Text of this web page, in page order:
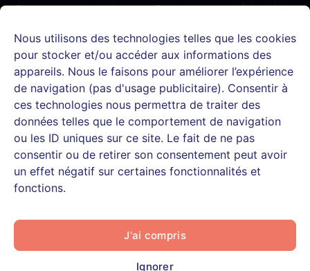
Nous utilisons des technologies telles que les cookies
pour stocker et/ou accéder aux informations des
appareils. Nous le faisons pour améliorer l’expérience
de navigation (pas d'usage publicitaire). Consentir à
ces technologies nous permettra de traiter des
données telles que le comportement de navigation
ou les ID uniques sur ce site. Le fait de ne pas
consentir ou de retirer son consentement peut avoir
un effet négatif sur certaines fonctionnalités et
fonctions.
J'ai compris
Ignorer
Contact
recrute
Rejoignez notre
médicale
logiciel
médico-social
Mutuelle,
assureur,
courtier
CPTS, cabinets
infirmiers
Patient
Prévention
téléconsultation
Ressources
Actualités
Livres blancs
Webinaires et
replays
Centre d’aide
patients
confidentialité
Générales
d’Utilisation
Podalire ©2026, Tous droits réservés
Données personnelles
Signaler un contenu illicite
Mentions légales
Plan du site